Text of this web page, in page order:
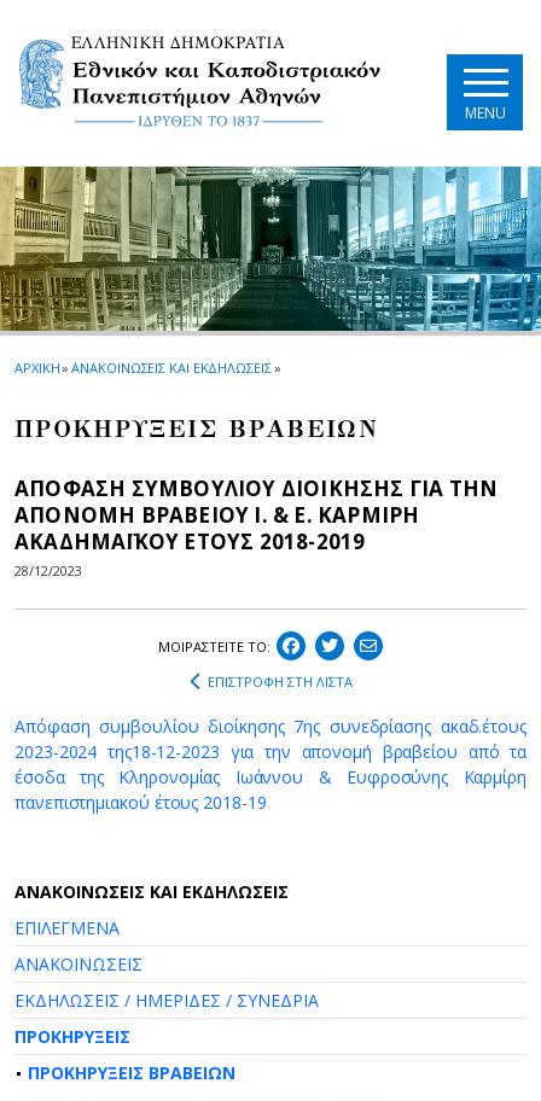
MENU
ΑΡΧΙΚΗ» ΑΝΑΚΟΙΝΩΣΕΙΣ ΚΑΙ ΕΚΔΗΛΩΣΕΙΣ»
ΠΡΟΚΗΡΥΞΕΙΣ ΒΡΑΒΕΙΩΝ
ΑΠΟΦΑΣΗ ΣΥΜΒΟΥΛΙΟΥ ΔΙΟΙΚΗΣΗΣ ΓΙΑ ΤΗΝ
ΑΠΟΝΟΜΗ ΒΡΑΒΕΙΟΥ Ι. & Ε. ΚΑΡΜΙΡΗ
ΑΚΑΔΗΜΑΪΚΟΥ ΕΤΟΥΣ 2018-2019
28/12/2023
ΜΟΙΡΑΣΤEIΤΕ ΤΟ:
ΕΠΙΣΤΡΟΦΗ ΣΤΗ ΛΙΣΤΑ
Απόφαση συμβουλίου διοίκησης 7ης συνεδρίασης ακαδ.έτους
2023-2024 της18-12-2023 για την απονομή βραβείου από τα
έσοδα της Κληρονομίας Ιωάννου & Ευφροσύνης Καρμίρη
πανεπιστημιακού έτους 2018-19
AΝΑΚΟΙΝΩΣΕΙΣ ΚΑΙ ΕΚΔΗΛΩΣΕΙΣ
ΕΠΙΛΕΓΜΕΝΑ
ΑΝΑΚΟΙΝΩΣΕΙΣ
ΕΚΔΗΛΩΣΕΙΣ / ΗΜΕΡΙΔΕΣ / ΣΥΝΕΔΡΙΑ
ΠΡΟΚΗΡΥΞΕΙΣ
ΠΡΟΚΗΡΥΞΕΙΣ ΒΡΑΒΕΙΩΝ